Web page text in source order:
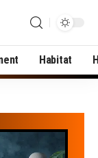
Habitat